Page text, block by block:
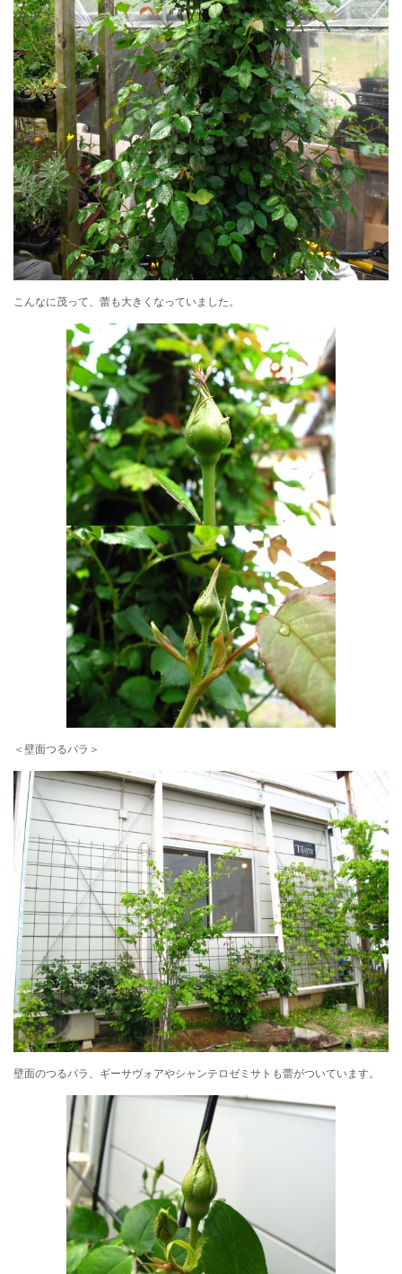
こんなに茂って、蕾も大きくなっていました。
＜壁面つるバラ＞
壁面のつるバラ、ギーサヴォアやシャンテロゼミサトも蕾がついています。